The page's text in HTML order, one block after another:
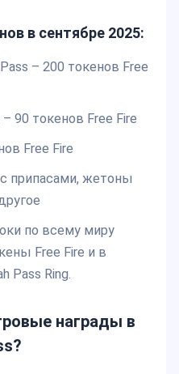
в сентябре 2025:
– 200 токенов Free
90 токенов Free Fire
Free Fire
припасами, жетоны
по всему миру
Free Fire и в
Pass Ring.
награды в